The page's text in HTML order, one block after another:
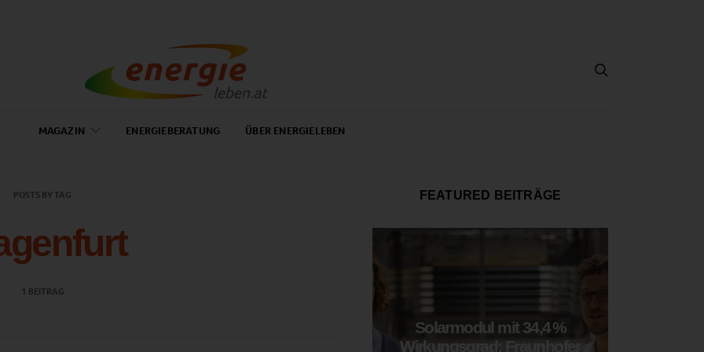
MAGAZIN ENERGIEBERATUNG ÜBER ENERGIELEBEN
POSTS BY TAG
1 BEITRAG
FEATURED BEITRÄGE
Solarmodul mit 34,4 %
Wirkungsgrad: Fraunhofer